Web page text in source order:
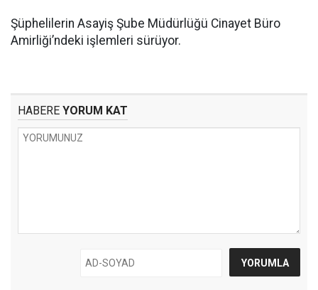
Şüphelilerin Asayiş Şube Müdürlüğü Cinayet Büro
Amirliği’ndeki işlemleri sürüyor.
HABERE YORUM KAT